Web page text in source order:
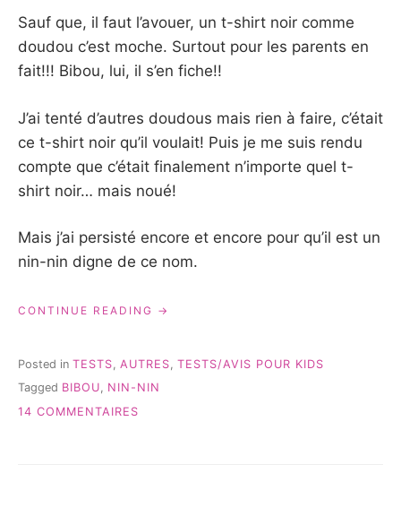
Sauf que, il faut l’avouer, un t-shirt noir comme
doudou c’est moche. Surtout pour les parents en
fait!!! Bibou, lui, il s’en fiche!!
J’ai tenté d’autres doudous mais rien à faire, c’était
ce t-shirt noir qu’il voulait! Puis je me suis rendu
compte que c’était finalement n’importe quel t-
shirt noir… mais noué!
Mais j’ai persisté encore et encore pour qu’il est un
nin-nin digne de ce nom.
CONTINUE READING « UN
POUR
{TEST
Posted in TESTS, AUTRES, TESTS/AVIS POUR KIDS
Tagged BIBOU, NIN-NIN
14 COMMENTAIRES